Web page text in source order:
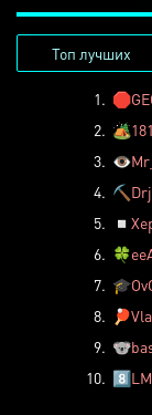
Топ лучших
1. 🛑
2. 🏕️
3. 👁️
4. ⛏️
5.
◽
6. 🍀
7. 🎓
8.
🏓
9. 🐨
10. 8️⃣